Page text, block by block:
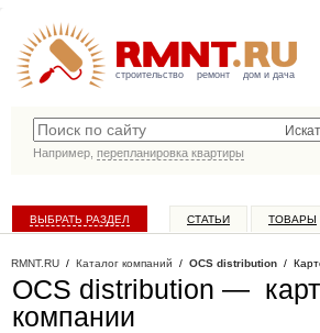
строительство ремонт дом и дача
Например, перепланировка квартиры
ВЫБРАТЬ РАЗДЕЛ СТАТЬИ ТОВАРЫ
RMNT.RU / Каталог компаний / OCS distribution /
OCS distribution —
компании